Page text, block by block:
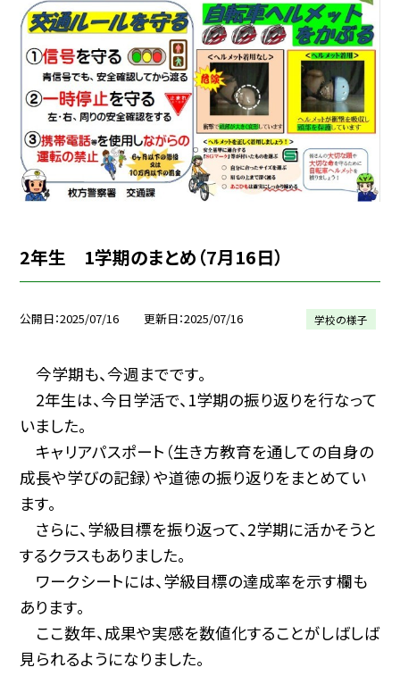
2年生 1学期のまとめ（7月16日）
公開日 2025/07/16 更新日 2025/07/16 学校の様子
今学期も、今週までです。
2年生は、今日学活で、1学期の振り返りを行なって
いました。
キャリアパスポート（生き方教育を通しての自身の
成長や学びの記録）や道徳の振り返りをまとめてい
ます。
さらに、学級目標を振り返って、2学期に活かそうと
するクラスもありました。
ワークシートには、学級目標の達成率を示す欄も
あります。
ここ数年、成果や実感を数値化することがしばしば
見られるようになりました。